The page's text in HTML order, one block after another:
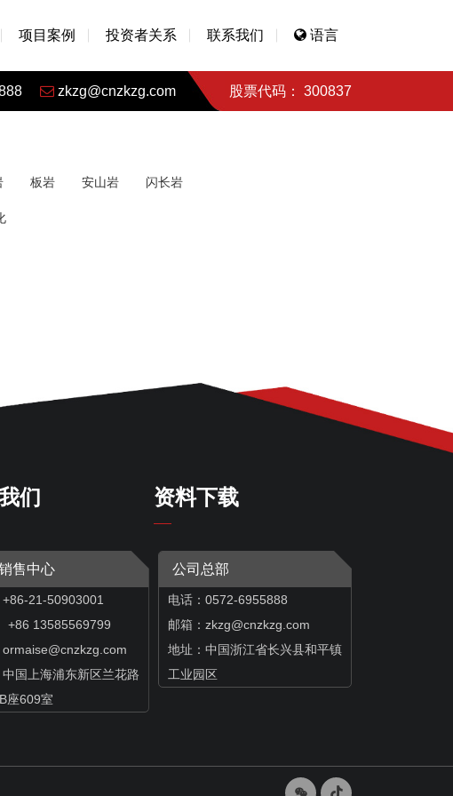
项目案例 投资者关系 联系我们 语言
股票代码： 300837
zkzg@cnzkzg.com
板岩 安山岩 闪长岩
们 资料下载
售中心
+86-21-50903001
13585569799
ormaise@cnzkzg.com
国上海浦东新区兰花路
座609室
公司总部
电话：0572-6955888
邮箱：zkzg@cnzkzg.com
地址：中国浙江省长兴县和平镇
工业园区